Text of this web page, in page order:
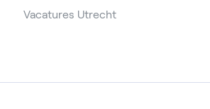
Vacatures Utrecht